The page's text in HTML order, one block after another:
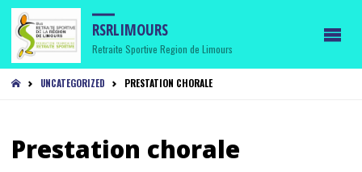
RSRLIMOURS
Retraite Sportive Region de Limours
HOMEUNCATEGORIZED PRESTATION CHORALE
Prestation chorale